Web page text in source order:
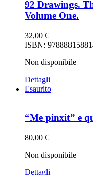
92 Drawings.
Volume One.
32,00 €
ISBN:
Non disponibile
Dettagli
Esaurito
“Me pinxit” e
80,00 €
Non disponibile
Dettagli